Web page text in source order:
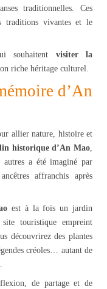
traditionnelles. Ces
traditions vivantes et le
souhaitent visiter la
riche héritage culturel.
d’An
allier nature, histoire et
historique d’An Mao
a été imaginé par
affranchis après
est à la fois un jardin
touristique empreint
découvrirez des plantes
créoles… autant de
de partage et de